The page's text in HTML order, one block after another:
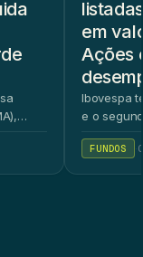
em
Ações
Ibovespa
e o
FUNDOS